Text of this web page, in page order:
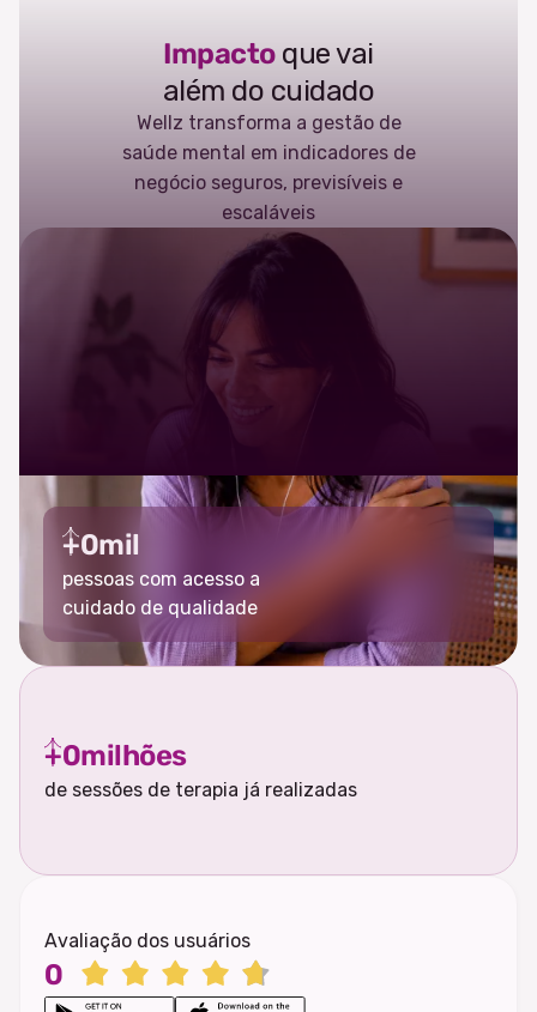
Impactoque vai
além do cuidado
Wellz transforma a gestão de
saúde mental em indicadores de
negócio seguros, previsíveis e
escaláveis
+0mil
pessoas com acesso a
cuidado de qualidade
+0milhões
de sessões de terapia já realizadas
Avaliação dos usuários
0